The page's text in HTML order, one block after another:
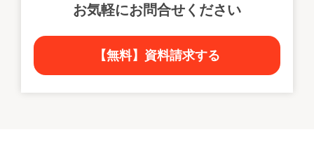
お気軽にお問合せください
【無料】資料請求する